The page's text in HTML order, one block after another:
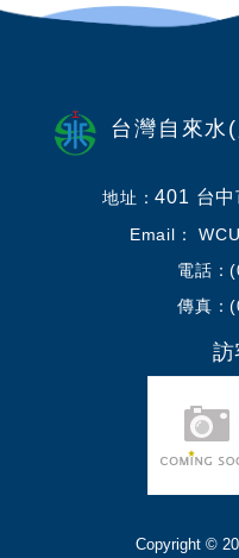
台灣自來水
地址：401 台
Email：
電話：
傳真：
訪
Copyright ©